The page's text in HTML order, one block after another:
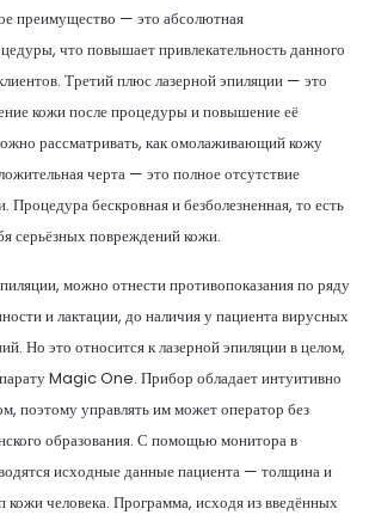
преимущество — это абсолютная
что повышает привлекательность данного
Третий плюс лазерной эпиляции — это
кожи после процедуры и повышение её
рассматривать, как омолаживающий кожу
черта — это полное отсутствие
Процедура бескровная и безболезненная, то есть
серьёзных повреждений кожи.
можно отнести противопоказания по ряду
и лактации, до наличия у пациента вирусных
Но это относится к лазерной эпиляции в целом,
Magic One. Прибор обладает интуитивно
поэтому управлять им может оператор без
образования. С помощью монитора в
исходные данные пациента — толщина и
кожи человека. Программа, исходя из введённых